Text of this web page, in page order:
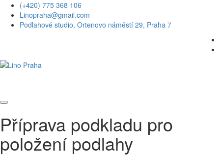
(+420) 775 368 106
Linopraha@gmail.com
Podlahové studio, Ortenovo náměstí 29, Praha 7
Příprava podkladu pro
položení podlahy